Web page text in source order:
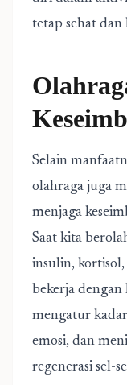
tetap sehat dan
Selain
olahraga juga
menjaga
Saat kita
insulin,
bekerja
mengatur
emosi, dan
regenerasi sel-